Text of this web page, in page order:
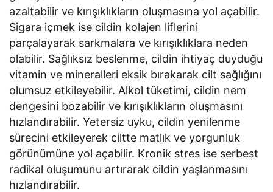
azaltabilir ve kırışıklıkların oluşmasına yol açabilir.
Sigara içmek ise cildin kolajen liflerini
parçalayarak sarkmalara ve kırışıklıklara neden
olabilir. Sağlıksız beslenme, cildin ihtiyaç duyduğu
vitamin ve mineralleri eksik bırakarak cilt sağlığını
olumsuz etkileyebilir. Alkol tüketimi, cildin nem
dengesini bozabilir ve kırışıklıkların oluşmasını
hızlandırabilir. Yetersiz uyku, cildin yenilenme
sürecini etkileyerek ciltte matlık ve yorgunluk
görünümüne yol açabilir. Kronik stres ise serbest
radikal oluşumunu artırarak cildin yaşlanmasını
hızlandırabilir.